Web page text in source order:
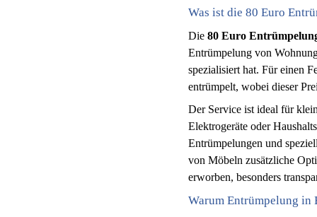
Was ist die 80 Euro
Die 80 Euro
Entrümpelung von
spezialisiert hat. Für einen
entrümpelt, wobei dieser
Der Service ist ideal für
Elektrogeräte oder
Entrümpelungen und
von Möbeln zusätzliche
erworben, besonders
Warum Entrümpelung